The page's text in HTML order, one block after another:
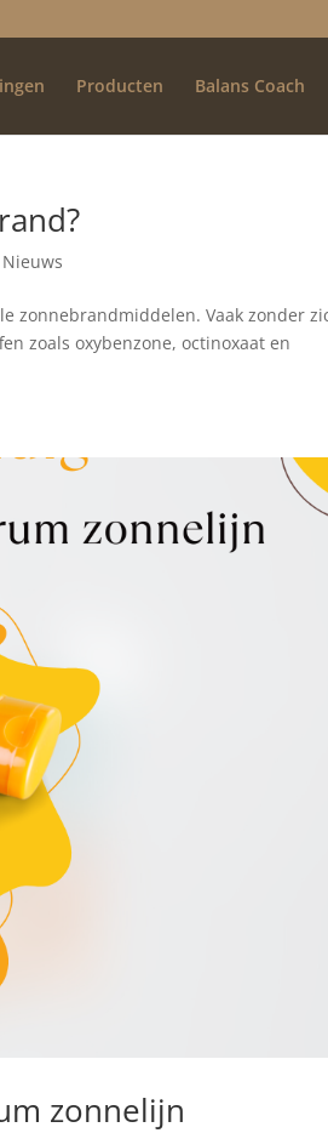
Producten Balans Coach
Nieuws
zonnebrandmiddelen. Vaak zonder
zoals oxybenzone, octinoxaat en
zonnelijn